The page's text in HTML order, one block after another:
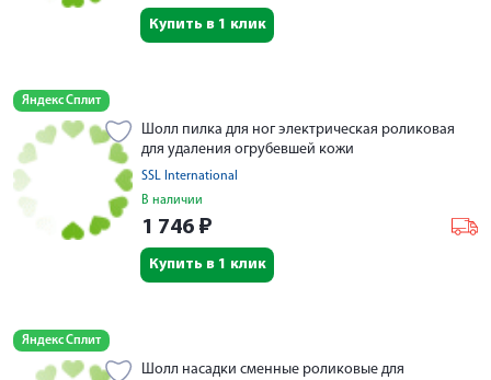
Купить в 1 клик
Яндекс Сплит
Шолл пилка для ног электрическая роликовая
для удаления огрубевшей кожи
SSL International
В наличии
1 746 ₽
Купить в 1 клик
Яндекс Сплит
Шолл насадки сменные роликовые для